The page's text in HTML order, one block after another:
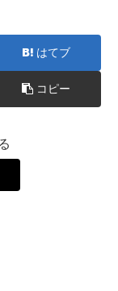
はてブ
コピー